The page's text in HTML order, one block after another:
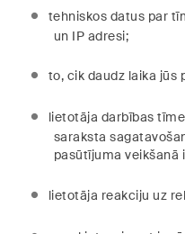
tehniskos datus par
un IP adresi;
to, cik daudz laika jūs
lietotāja darbības
saraksta
pasūtījuma veikšanā
lietotāja reakciju uz